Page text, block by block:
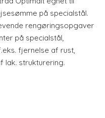
på specialstål.
rengøringsopgaver
på specialstål,
fjernelse af rust,
lak. strukturering.